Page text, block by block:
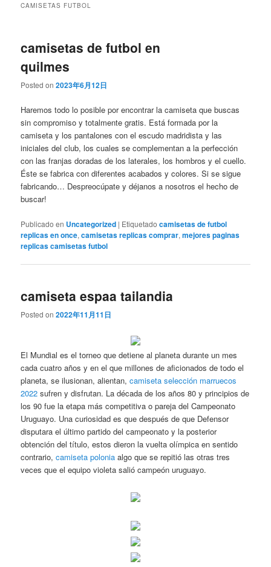
CAMISETAS FUTBOL
camisetas de futbol en
quilmes
Posted on2023年6月12日
Haremos todo lo posible por encontrar la camiseta que buscas
sin compromiso y totalmente gratis. Está formada por la
camiseta y los pantalones con el escudo madridista y las
iniciales del club, los cuales se complementan a la perfección
con las franjas doradas de los laterales, los hombros y el cuello.
Éste se fabrica con diferentes acabados y colores. Si se sigue
fabricando… Despreocúpate y déjanos a nosotros el hecho de
buscar!
Publicado en Uncategorized | Etiquetado camisetas de futbol
replicas en once,camisetas replicas comprar,mejores paginas
replicas camisetas futbol
camiseta espaa tailandia
Posted on2022年11月11日
El Mundial es el torneo que detiene al planeta durante un mes
cada cuatro años y en el que millones de aficionados de todo el
planeta, se ilusionan, alientan,camiseta selección marruecos
2022 sufren y disfrutan. La década de los años 80 y principios de
los 90 fue la etapa más competitiva o pareja del Campeonato
Uruguayo. Una curiosidad es que después de que Defensor
disputara el último partido del campeonato y la posterior
obtención del título, estos dieron la vuelta olímpica en sentido
contrario,camiseta polonia algo que se repitió las otras tres
veces que el equipo violeta salió campeón uruguayo.